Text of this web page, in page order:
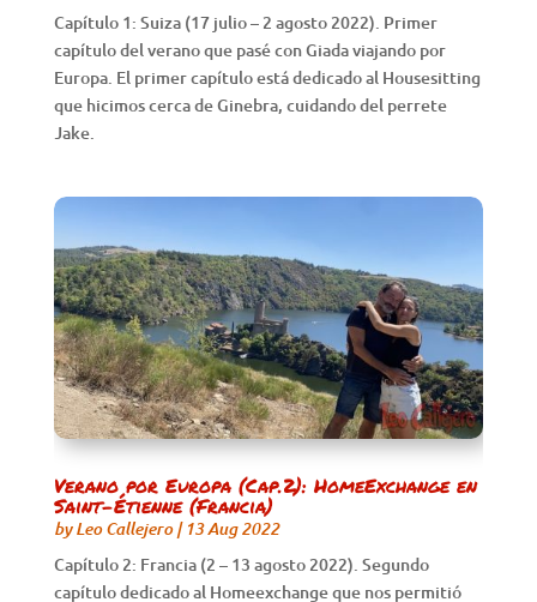
Capítulo 1: Suiza (17 julio – 2 agosto 2022). Primer
capítulo del verano que pasé con Giada viajando por
Europa. El primer capítulo está dedicado al Housesitting
que hicimos cerca de Ginebra, cuidando del perrete
Jake.
Verano por Europa (Cap.2): HomeExchange en
Saint-Étienne (Francia)
byLeo Callejero| 13 Aug 2022
Capítulo 2: Francia (2 – 13 agosto 2022). Segundo
capítulo dedicado al Homeexchange que nos permitió